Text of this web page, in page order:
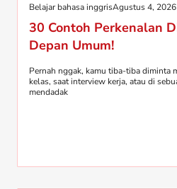
Belajar bahasa inggrisAgustus 4, 2026
30 Contoh Perkenalan
Depan Umum!
Pernah nggak, kamu tiba-tiba diminta
kelas, saat interview kerja, atau di
mendadak